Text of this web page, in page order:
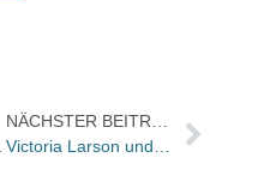
NÄCHSTER BEITRAG
Victoria Larson und Konrad Bronberger neu bei Beltz